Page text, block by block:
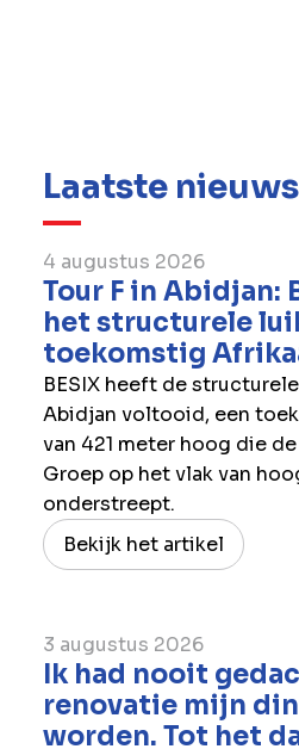
Laatste nieuws
4 augustus 2026
Tour F in Abidjan:
het structurele
toekomstig
BESIX heeft de
Abidjan voltooid, een
van 421 meter hoog die
Groep op het vlak van
onderstreept.
Bekijk het artikel
3 augustus 2026
Ik had nooit
renovatie mijn
worden. Tot het